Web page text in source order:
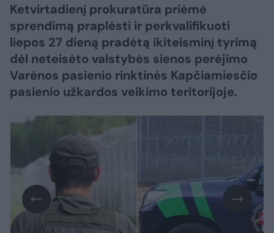
Ketvirtadienį prokuratūra priėmė
sprendimą praplėsti ir perkvalifikuoti
liepos 27 dieną pradėtą ikiteisminį tyrimą
dėl neteisėto valstybės sienos perėjimo
Varėnos pasienio rinktinės Kapčiamiesčio
pasienio užkardos veikimo teritorijoje.